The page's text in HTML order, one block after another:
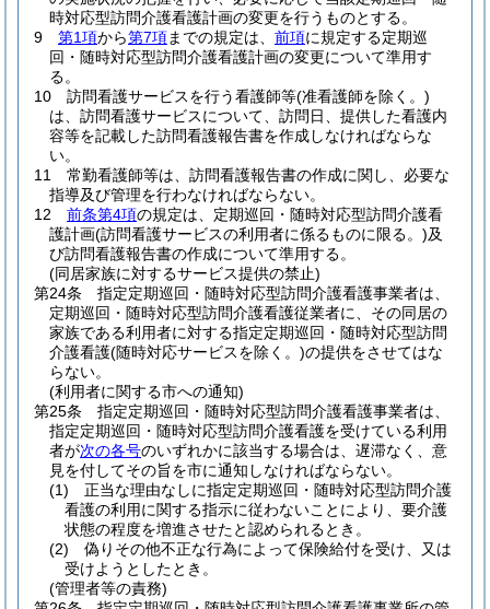
時対応型訪問介護看護計画の変更を行うものとする。
9
第1項から第7項までの規定は、 前項に規定する定期巡
回・随時対応型訪問介護看護計画の変更について準用す
る。
10
訪問看護サービスを行う看護師等(准看護師を除く。)
は、訪問看護サービスについて、訪問日、提供した看護内
容等を記載した訪問看護報告書を作成しなければならな
い。
11
常勤看護師等は、訪問看護報告書の作成に関し、必要な
指導及び管理を行わなければならない。
12
前条第4項の規定は、定期巡回・随時対応型訪問介護看
護計画(訪問看護サービスの利用者に係るものに限る。)及
び訪問看護報告書の作成について準用する。
(同居家族に対するサービス提供の禁止)
第24条
指定定期巡回・随時対応型訪問介護看護事業者は、
定期巡回・随時対応型訪問介護看護従業者に、その同居の
家族である利用者に対する指定定期巡回・随時対応型訪問
介護看護(随時対応サービスを除く。)の提供をさせてはな
らない。
(利用者に関する市への通知)
第25条
指定定期巡回・随時対応型訪問介護看護事業者は、
指定定期巡回・随時対応型訪問介護看護を受けている利用
者が次の各号のいずれかに該当する場合は、遅滞なく、意
見を付してその旨を市に通知しなければならない。
(1)
正当な理由なしに指定定期巡回・随時対応型訪問介護
看護の利用に関する指示に従わないことにより、要介護
状態の程度を増進させたと認められるとき。
(2)
偽りその他不正な行為によって保険給付を受け、又は
受けようとしたとき。
(管理者等の責務)